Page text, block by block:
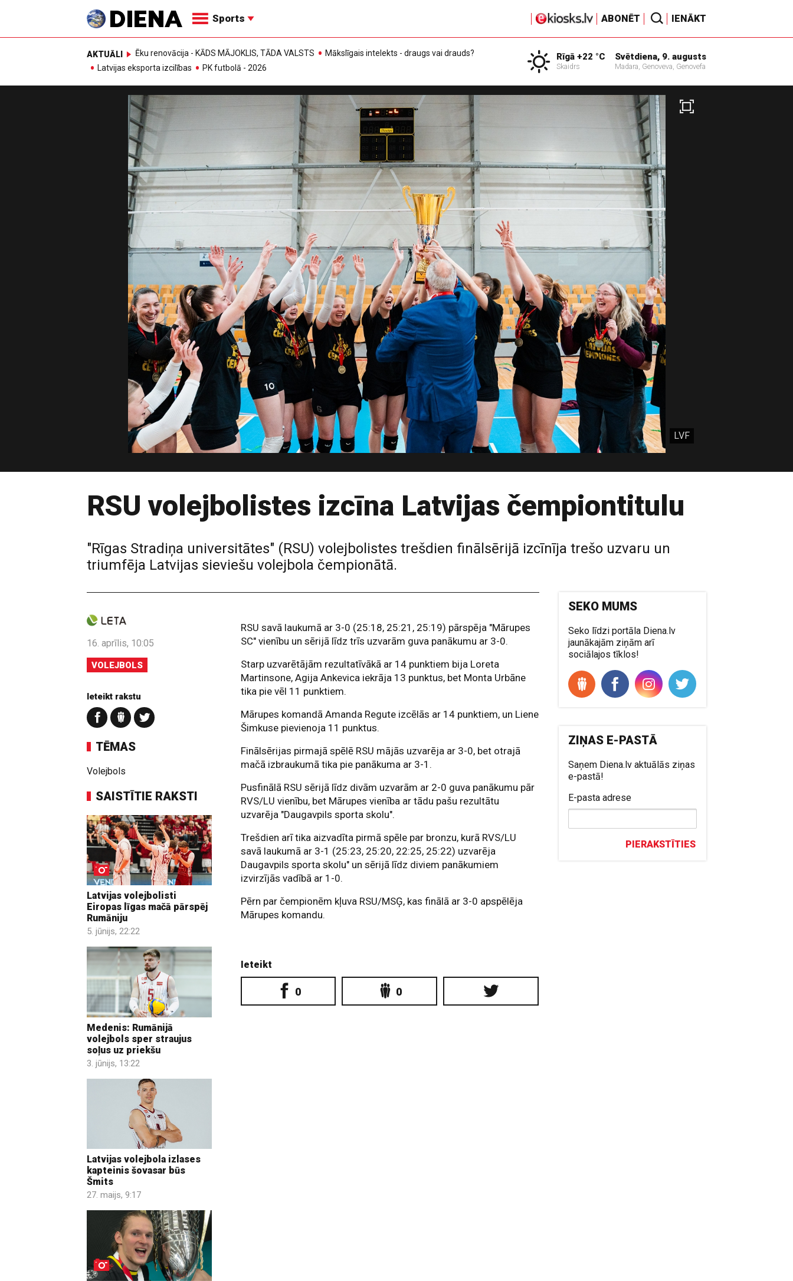
Sports ABONĒT IENĀKT
AKTUĀLI Ēku renovācija - KĀDS MĀJOKLIS, TĀDA VALSTS
Mākslīgais intelekts - draugs vai drauds?
Latvijas eksporta izcilības
PK futbolā - 2026
Rīgā +22 °C
Skaidrs
Svētdiena, 9. augusts
Madara, Genoveva, Genovefa
LVF
RSU volejbolistes izcīna Latvijas čempiontitulu
"Rīgas Stradiņa universitātes" (RSU) volejbolistes trešdien finālsērijā izcīnīja trešo uzvaru un
triumfēja Latvijas sieviešu volejbola čempionātā.
16. aprīlis, 10:05
VOLEJBOLS
Ieteikt rakstu
TĒMAS
Volejbols
SAISTĪTIE RAKSTI
Latvijas volejbolisti
Eiropas līgas mačā pārspēj
Rumāniju
5. jūnijs, 22:22
Medenis: Rumānijā
volejbols sper straujus
soļus uz priekšu
3. jūnijs, 13:22
Latvijas volejbola izlases
kapteinis šovasar būs
Šmits
27. maijs, 9:17
RSU savā laukumā ar 3-0 (25:18, 25:21, 25:19) pārspēja "Mārupes
SC" vienību un sērijā līdz trīs uzvarām guva panākumu ar 3-0.
Starp uzvarētājām rezultatīvākā ar 14 punktiem bija Loreta
Martinsone, Agija Ankevica iekrāja 13 punktus, bet Monta Urbāne
tika pie vēl 11 punktiem.
Mārupes komandā Amanda Regute izcēlās ar 14 punktiem, un Liene
Šimkuse pievienoja 11 punktus.
Finālsērijas pirmajā spēlē RSU mājās uzvarēja ar 3-0, bet otrajā
mačā izbraukumā tika pie panākuma ar 3-1.
Pusfinālā RSU sērijā līdz divām uzvarām ar 2-0 guva panākumu pār
RVS/LU vienību, bet Mārupes vienība ar tādu pašu rezultātu
uzvarēja "Daugavpils sporta skolu".
Trešdien arī tika aizvadīta pirmā spēle par bronzu, kurā RVS/LU
savā laukumā ar 3-1 (25:23, 25:20, 22:25, 25:22) uzvarēja
Daugavpils sporta skolu" un sērijā līdz diviem panākumiem
izvirzījās vadībā ar 1-0.
Pērn par čempionēm kļuva RSU/MSĢ, kas finālā ar 3-0 apspēlēja
Mārupes komandu.
Ieteikt
0 0
SEKO MUMS
Seko līdzi portāla Diena.lv
jaunākajām ziņām arī
sociālajos tīklos!
ZIŅAS E-PASTĀ
Saņem Diena.lv aktuālās ziņas
e-pastā!
E-pasta adrese
PIERAKSTĪTIES